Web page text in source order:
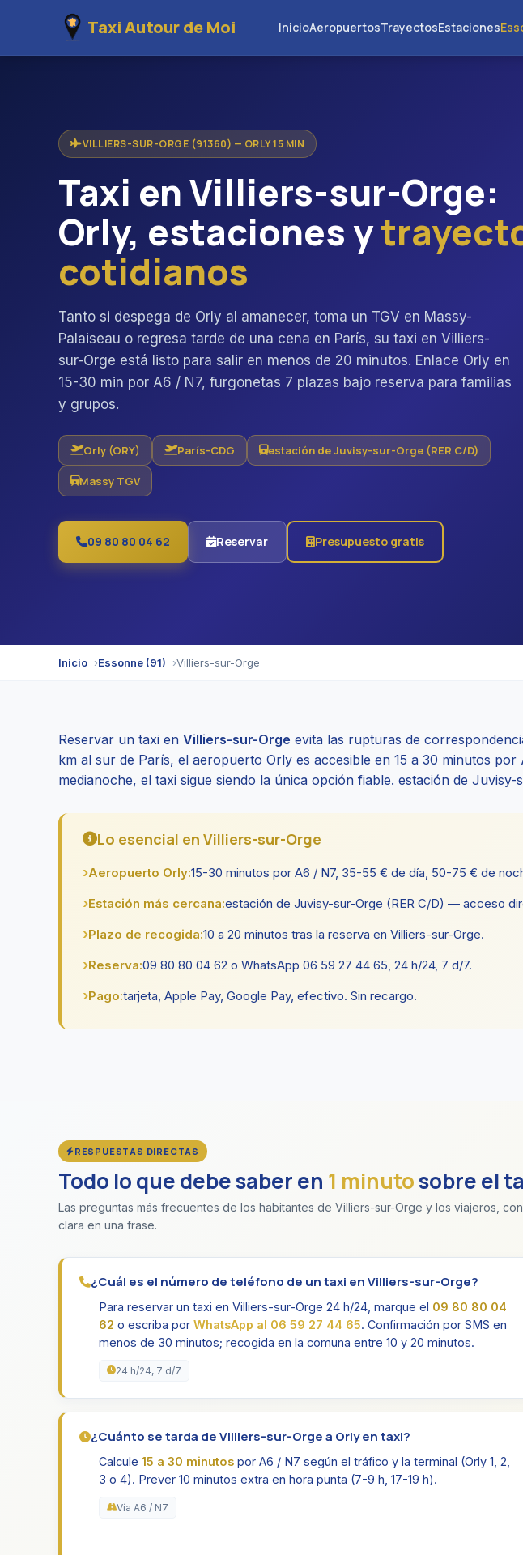
Taxi Autour de Moi InicioAeropuertosTrayectosEstaciones
VILLIERS-SUR-ORGE (91360) — ORLY 15 MIN
Taxi en Villiers-sur-Orge:
Orly, estaciones y
cotidianos
Tanto si despega de Orly al amanecer, toma un TGV en Massy-
Palaiseau o regresa tarde de una cena en París, su taxi en Villiers-
sur-Orge está listo para salir en menos de 20 minutos. Enlace Orly en
15-30 min por A6 / N7, furgonetas 7 plazas bajo reserva para familias
y grupos.
Orly (ORY) París-CDG estación de Juvisy-sur-Orge (RER C/D)
Massy TGV
09 80 80 04 62 Reservar Presupuesto gratis
Inicio Essonne (91) Villiers-sur-Orge
Reservar un taxi en Villiers-sur-Orge evita las rupturas de
km al sur de París, el aeropuerto Orly es accesible en 15 a 30 minutos
medianoche, el taxi sigue siendo la única opción fiable. estación de
Lo esencial en Villiers-sur-Orge
Aeropuerto Orly:15-30 minutos por A6 / N7, 35-55 € de día, 50-75 € de
Estación más cercana:estación de Juvisy-sur-Orge (RER C/D) — acceso
Plazo de recogida:10 a 20 minutos tras la reserva en Villiers-sur-Orge.
Reserva:09 80 80 04 62 o WhatsApp 06 59 27 44 65, 24 h/24, 7 d/7.
Pago:tarjeta, Apple Pay, Google Pay, efectivo. Sin recargo.
RESPUESTAS DIRECTAS
Todo lo que debe saber en 1 minutosobre el
Las preguntas más frecuentes de los habitantes de Villiers-sur-Orge y los viajeros,
clara en una frase.
¿Cuál es el número de teléfono de un taxi en Villiers-sur-Orge?
Para reservar un taxi en Villiers-sur-Orge 24 h/24, marque el 09 80 80 04
62 o escriba por WhatsApp al 06 59 27 44 65. Confirmación por SMS en
menos de 30 minutos; recogida en la comuna entre 10 y 20 minutos.
24 h/24, 7 d/7
¿Cuánto se tarda de Villiers-sur-Orge a Orly en taxi?
Calcule 15 a 30 minutos por A6 / N7 según el tráfico y la terminal (Orly 1, 2,
3 o 4). Prever 10 minutos extra en hora punta (7-9 h, 17-19 h).
Vía A6 / N7